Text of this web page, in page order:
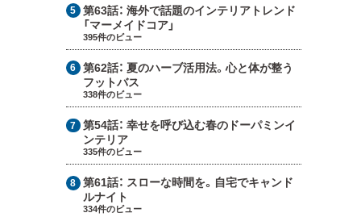
第63話：海外で話題のインテリアトレンド
「マーメイドコア」
395件のビュー
第62話：夏のハーブ活用法。心と体が整う
フットバス
338件のビュー
第54話：幸せを呼び込む春のドーパミンイ
ンテリア
335件のビュー
第61話： スローな時間を。自宅でキャンド
ルナイト
334件のビュー